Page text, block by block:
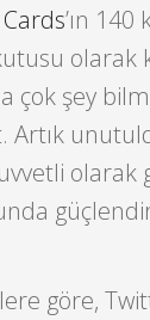
’ın
olarak
çok şey
göre,